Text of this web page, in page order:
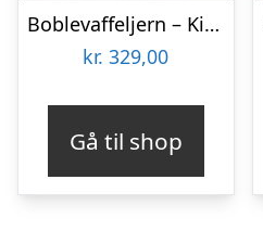
Boblevaffeljern – KitchPro
kr. 329,00
Gå til shop